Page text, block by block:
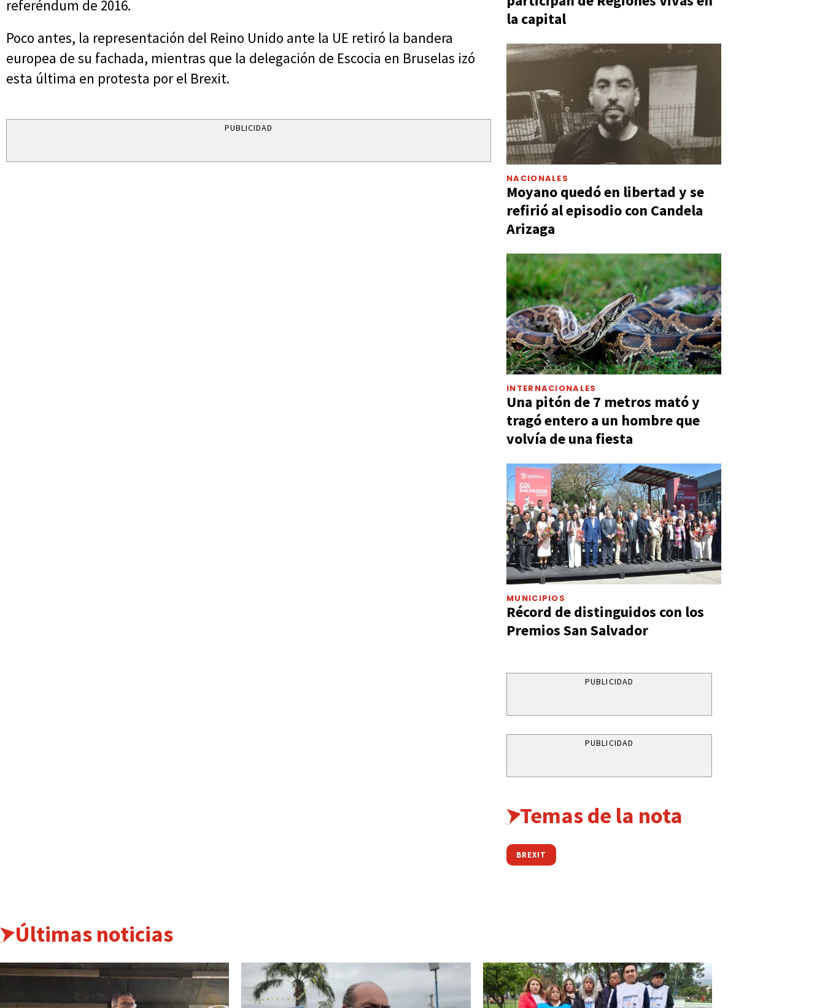
referéndum de 2016.
Poco antes, la representación del Reino Unido ante la UE retiró la bandera
europea de su fachada, mientras que la delegación de Escocia en Bruselas izó
esta última en protesta por el Brexit.
PUBLICIDAD
la capital
NACIONALES
Moyano quedó en libertad y se
refirió al episodio con Candela
Arizaga
INTERNACIONALES
Una pitón de 7 metros mató y
tragó entero a un hombre que
volvía de una fiesta
MUNICIPIOS
Récord de distinguidos con los
Premios San Salvador
PUBLICIDAD
PUBLICIDAD
Temas de la nota
BREXIT
Últimas noticias